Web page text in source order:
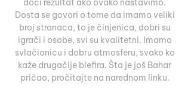
doći rezultat ako ovako nastavimo.
Dosta se govori o tome da imamo veliki
broj stranaca, to je činjenica, dobri su
igrači i osobe, svi su kvalitetni. Imamo
svlačionicu i dobru atmosferu, svako ko
kaže drugačije blefira. Šta je još Bahar
pričao, pročitajte na narednom linku.